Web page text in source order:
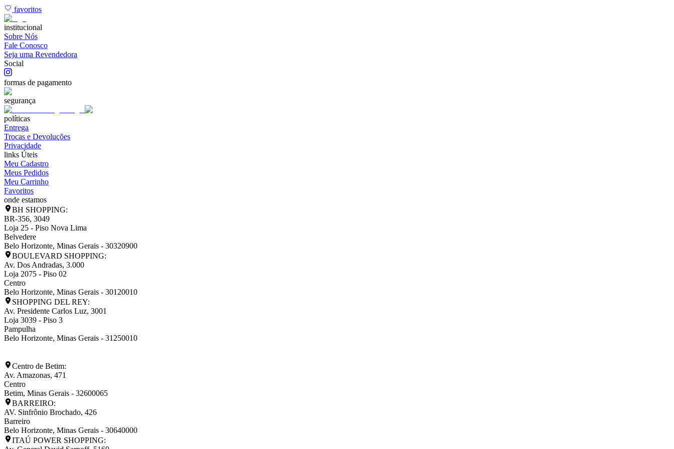
favoritos
institucional
Sobre Nós
Fale Conosco
Seja uma Revendedora
Social
formas de pagamento
segurança
políticas
Entrega
Trocas e Devoluções
Privacidade
links Úteis
Meu Cadastro
Meus Pedidos
Meu Carrinho
Favoritos
onde estamos
BH SHOPPING:
BR-356, 3049
Loja 25 - Piso Nova Lima
Belvedere
Belo Horizonte, Minas Gerais - 30320900
BOULEVARD SHOPPING:
Av. Dos Andradas, 3.000
Loja 2075 - Piso 02
Centro
Belo Horizonte, Minas Gerais - 30120010
SHOPPING DEL REY:
Av. Presidente Carlos Luz, 3001
Loja 3039 - Piso 3
Pampulha
Belo Horizonte, Minas Gerais - 31250010
Centro de Betim:
Av. Amazonas, 471
Centro
Betim, Minas Gerais - 32600065
BARREIRO:
AV. Sinfrônio Brochado, 426
Barreiro
Belo Horizonte, Minas Gerais - 30640000
ITAÚ POWER SHOPPING: